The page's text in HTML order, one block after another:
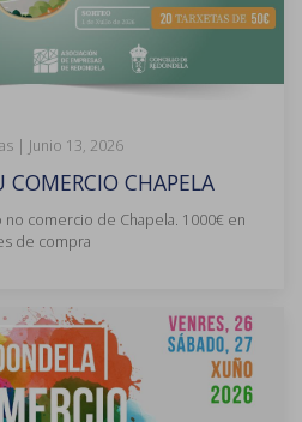
| Junio 13, 2026
COMERCIO CHAPELA
no comercio de Chapela. 1000€ en
de compra